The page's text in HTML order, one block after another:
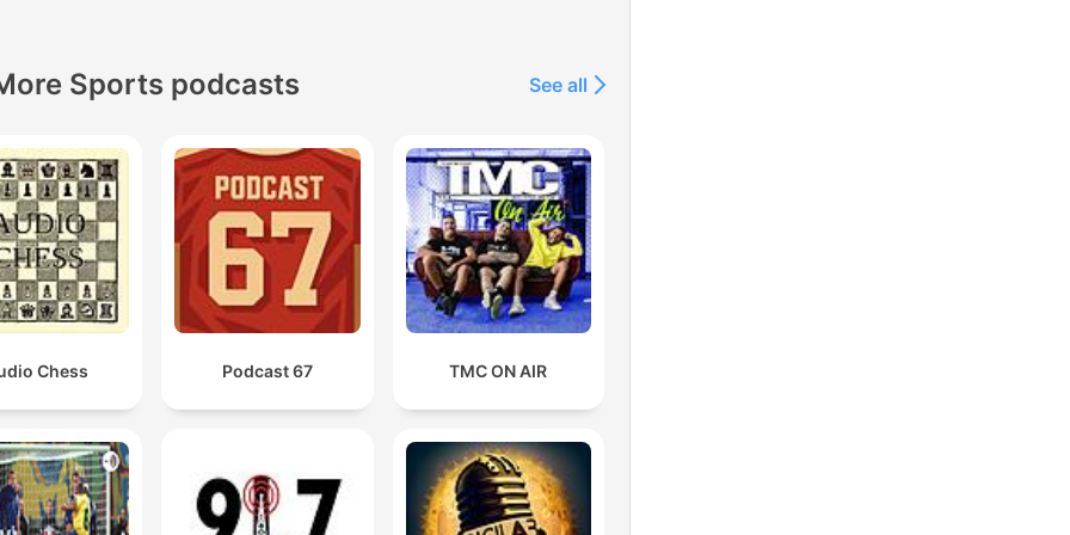
Sports podcasts See all
Chess Podcast 67 TMC ON AIR